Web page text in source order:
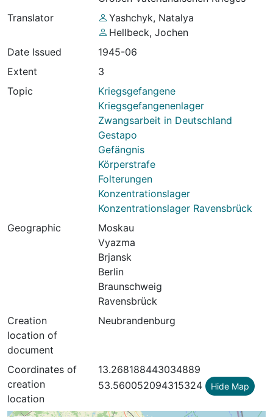
Translator
Yashchyk, Natalya
Hellbeck, Jochen
Date Issued
1945-06
Extent
3
Topic
Kriegsgefangene
Kriegsgefangenenlager
Zwangsarbeit in Deutschland
Gestapo
Gefängnis
Körperstrafe
Folterungen
Konzentrationslager
Konzentrationslager Ravensbrück
Geographic
Moskau
Vyazma
Brjansk
Berlin
Braunschweig
Ravensbrück
Creation
location of
document
Neubrandenburg
Coordinates of
creation
location
13.268188443034889
53.560052094315324 Hide Map